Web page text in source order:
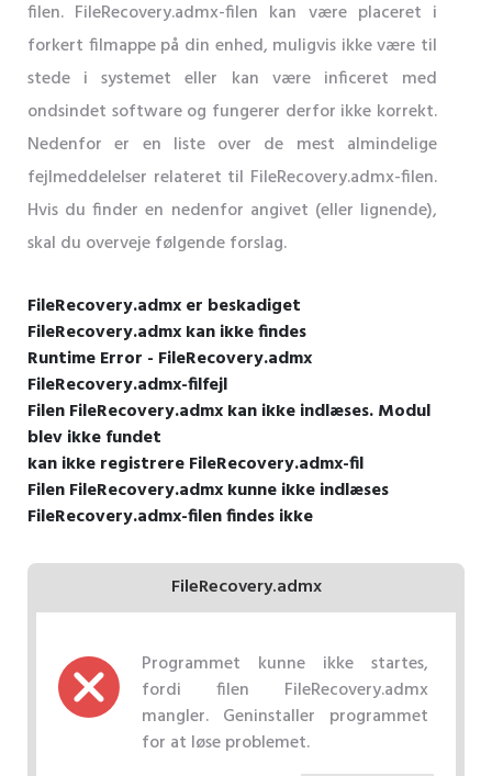
filen. FileRecovery.admx-filen kan være placeret i
forkert filmappe på din enhed, muligvis ikke være til
stede i systemet eller kan være inficeret med
ondsindet software og fungerer derfor ikke korrekt.
Nedenfor er en liste over de mest almindelige
fejlmeddelelser relateret til FileRecovery.admx-filen.
Hvis du finder en nedenfor angivet (eller lignende),
skal du overveje følgende forslag.
FileRecovery.admx er beskadiget
FileRecovery.admx kan ikke findes
Runtime Error - FileRecovery.admx
FileRecovery.admx-filfejl
Filen FileRecovery.admx kan ikke indlæses. Modul
blev ikke fundet
kan ikke registrere FileRecovery.admx-fil
Filen FileRecovery.admx kunne ikke indlæses
FileRecovery.admx-filen findes ikke
FileRecovery.admx
Programmet kunne ikke startes,
fordi filen FileRecovery.admx
mangler. Geninstaller programmet
for at løse problemet.